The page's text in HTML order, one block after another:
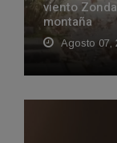
viento
montaña
Agosto 07,